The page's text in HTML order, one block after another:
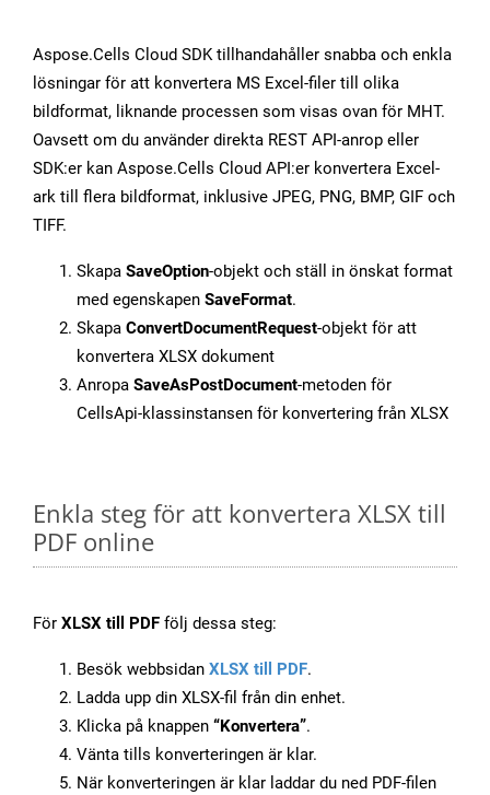
Aspose.Cells Cloud SDK tillhandahåller snabba och enkla
lösningar för att konvertera MS Excel-filer till olika
bildformat, liknande processen som visas ovan för MHT.
Oavsett om du använder direkta REST API-anrop eller
SDK:er kan Aspose.Cells Cloud API:er konvertera Excel-
ark till flera bildformat, inklusive JPEG, PNG, BMP, GIF och
TIFF.
Skapa SaveOption-objekt och ställ in önskat format
med egenskapen SaveFormat.
Skapa ConvertDocumentRequest-objekt för att
konvertera XLSX dokument
Anropa SaveAsPostDocument-metoden för
CellsApi-klassinstansen för konvertering från XLSX
Enkla steg för att konvertera XLSX till
PDF online
För XLSX till PDF följ dessa steg:
Besök webbsidan XLSX till PDF.
Ladda upp din XLSX-fil från din enhet.
Klicka på knappen “Konvertera”.
Vänta tills konverteringen är klar.
När konverteringen är klar laddar du ned PDF-filen